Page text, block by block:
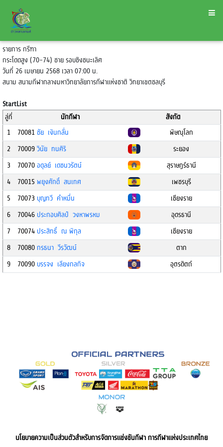
รายการ กรีฑา
กระโดดสูง (70-74) ชาย รอบชิงชนะเลิศ
วันที่ 26 เมษายน 2568 เวลา 07:00 น.
สนาม สนามกีฬากลางมหาวิทยาลัยการกีฬาแห่งชาติ วิทยาเขตชลบุรี
StartList
ลู่ที่
นักกีฬา
สังกัด
1
70081 ชัย เงินกลั่น
พิษณุโลก
2
70009 วินัย ทนศิริ
ระยอง
3
70070 อดุลย์ เดชนวรัตน์
สุราษฎร์ธานี
4
70015 พยุงศักดิ์ สนเทศ
เพชรบุรี
5
70073 บุญทวี คำหมื่น
เชียงราย
6
70046 ประกอบศิลป์ วงหาพรหม
อุดรธานี
7
70074 ประสิทธิ์ ณ พิกุล
เชียงราย
8
70080 กรธนา วีรวัฒน์
ตาก
9
70090 บรรจง เลียงกลกิจ อุตรดิตถ์
นโยบายความเป็นส่วนตัวสำหรับการจัดการแข่งขันกีฬา การกีฬาแห่งประเทศไทย